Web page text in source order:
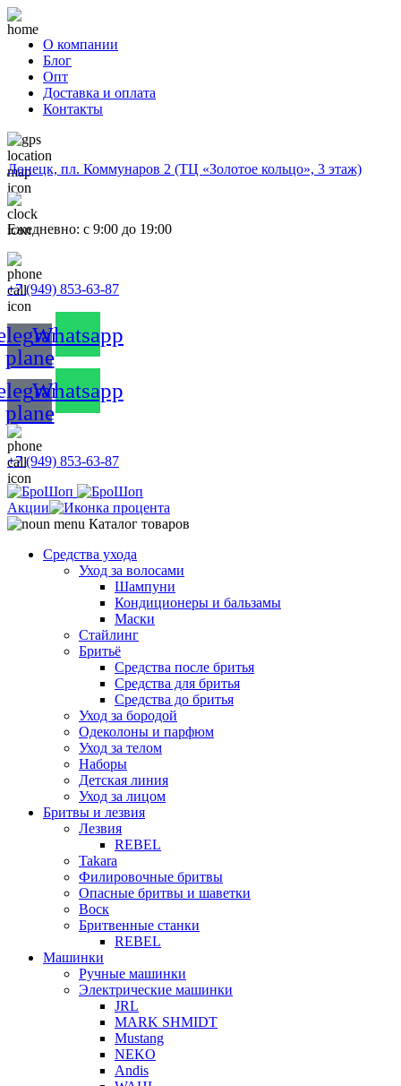
О компании
Блог
Опт
Доставка и оплата
Контакты
Донецк, пл. Коммунаров 2 (ТЦ «Золотое кольцо», 3 этаж)
Ежедневно: с 9:00 до 19:00
+7 (949) 853-63-87
plane
Whatsapp
plane
Whatsapp
+7 (949) 853-63-87
Акции
Каталог товаров
Средства ухода
Уход за волосами
Шампуни
Кондиционеры и бальзамы
Маски
Стайлинг
Бритьё
Средства после бритья
Средства для бритья
Средства до бритья
Уход за бородой
Одеколоны и парфюм
Уход за телом
Наборы
Детская линия
Уход за лицом
Бритвы и лезвия
Лезвия
REBEL
Takara
Филировочные бритвы
Опасные бритвы и шаветки
Воск
Бритвенные станки
REBEL
Машинки
Ручные машинки
Электрические машинки
JRL
MARK SHMIDT
Mustang
NEKO
Andis